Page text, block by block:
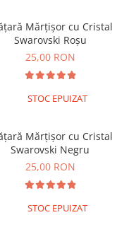
Mărțișor cu Cristal
Swarovski Roșu
25,00 RON
STOC EPUIZAT
Mărțișor cu Cristal
Swarovski Negru
25,00 RON
STOC EPUIZAT